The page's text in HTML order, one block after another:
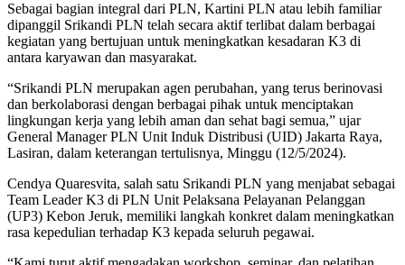
Sebagai bagian integral dari PLN, Kartini PLN atau lebih familiar
dipanggil Srikandi PLN telah secara aktif terlibat dalam berbagai
kegiatan yang bertujuan untuk meningkatkan kesadaran K3 di
antara karyawan dan masyarakat.
“Srikandi PLN merupakan agen perubahan, yang terus berinovasi
dan berkolaborasi dengan berbagai pihak untuk menciptakan
lingkungan kerja yang lebih aman dan sehat bagi semua,” ujar
General Manager PLN Unit Induk Distribusi (UID) Jakarta Raya,
Lasiran, dalam keterangan tertulisnya, Minggu (12/5/2024).
Cendya Quaresvita, salah satu Srikandi PLN yang menjabat sebagai
Team Leader K3 di PLN Unit Pelaksana Pelayanan Pelanggan
(UP3) Kebon Jeruk, memiliki langkah konkret dalam meningkatkan
rasa kepedulian terhadap K3 kepada seluruh pegawai.